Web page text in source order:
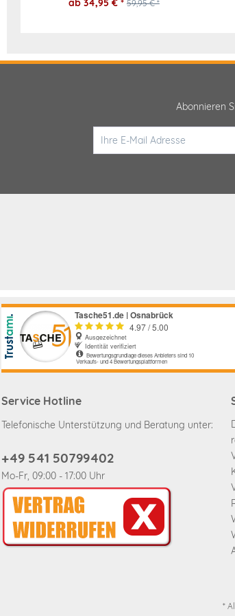
ab 34,95 € * 59,95 € *
Abonnieren
Service Hotline
Telefonische Unterstützung und Beratung unter:
+49 541 50799402
Mo-Fr, 09:00 - 17:00 Uhr
*